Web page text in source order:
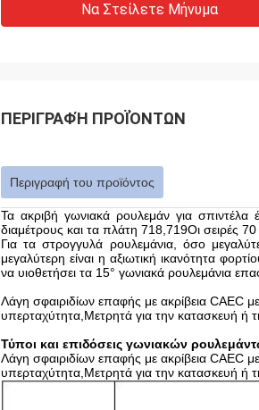
Να Στείλετε Μήνυμα
ΠΕΡΙΓΡΑΦΉ ΠΡΟΪΌΝΤΩΝ
Περιγραφή του προϊόντος
Τα ακριβή γωνιακά ρουλεμάν για σπιντέλα
διαμέτρους και τα πλάτη 718,719Οι σειρές 70
Για τα στρογγυλά ρουλεμάνια, όσο
μεγαλύτερη είναι η αξιωτική ικανότητα
να υιοθετήσει τα 15° γωνιακά ρουλεμάνια
Λάγη σφαιριδίων επαφής με ακρίβεια CAEC
υπερταχύτητα,Μετρητά για την κατασκευή ή
Τύποι και επιδόσεις γωνιακών
Λάγη σφαιριδίων επαφής με ακρίβεια CAEC
υπερταχύτητα,Μετρητά για την κατασκευή ή